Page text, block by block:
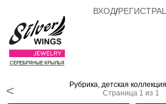
ВХОД/
СЕРЕБРЯНЫЕ КРЫЛЬЯ
Рубрика, детская
Страница 1 из 1